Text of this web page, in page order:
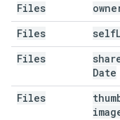
Files
Files
self
Files
Date
Files